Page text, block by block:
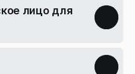
лицо для